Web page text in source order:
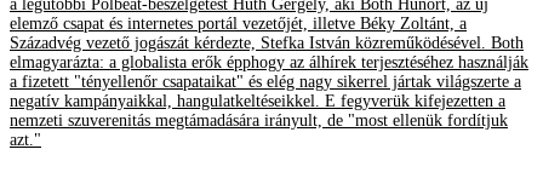
a legutóbbi Polbeat-beszélgetést Huth Gergely, aki Both Hunort, az új
elemző csapat és internetes portál vezetőjét, illetve Béky Zoltánt, a
Századvég vezető jogászát kérdezte, Stefka István közreműködésével. Both
elmagyarázta: a globalista erők épphogy az álhírek terjesztéséhez használják
a fizetett "tényellenőr csapataikat" és elég nagy sikerrel jártak világszerte a
negatív kampányaikkal, hangulatkeltéseikkel. E fegyverük kifejezetten a
nemzeti szuverenitás megtámadására irányult, de "most ellenük fordítjuk
azt."